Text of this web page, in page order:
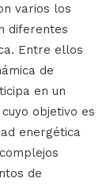
varios los
diferentes
Entre ellos
de
en un
objetivo es
energética
de